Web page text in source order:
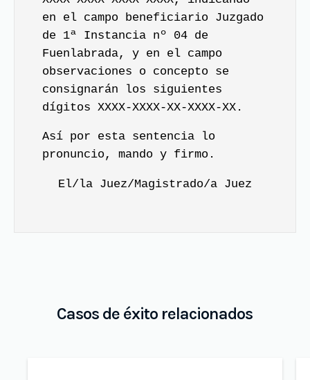
en el campo beneficiario Juzgado
de 1ª Instancia nº 04 de
Fuenlabrada, y en el campo
observaciones o concepto se
consignarán los siguientes
dígitos XXXX-XXXX-XX-XXXX-XX.
Así por esta sentencia lo
pronuncio, mando y firmo.
El/la Juez/Magistrado/a Juez
Casos de éxito relacionados